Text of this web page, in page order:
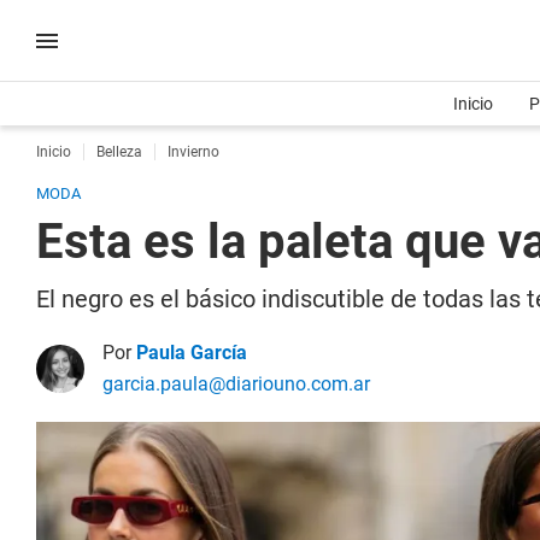
Inicio
Inicio Belleza Invierno
MODA
Esta es la paleta que
El negro es el básico indiscutible de todas las
Por Paula García
garcia.paula@diariouno.com.ar